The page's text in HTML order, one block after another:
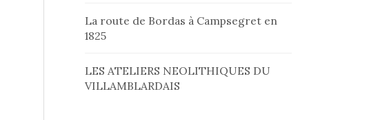
La route de Bordas à Campsegret en
1825
LES ATELIERS NEOLITHIQUES DU
VILLAMBLARDAIS